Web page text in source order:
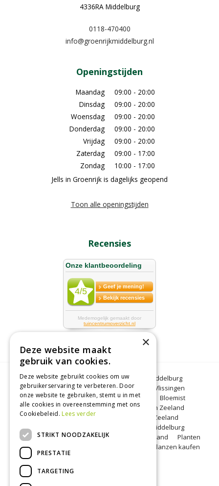
4336RA Middelburg
0118-470400
info@groenrijkmiddelburg.nl
Openingstijden
Maandag
09:00 - 20:00
Dinsdag
09:00 - 20:00
Woensdag
09:00 - 20:00
Donderdag
09:00 - 20:00
Vrijdag
09:00 - 20:00
Zaterdag
09:00 - 17:00
Zondag
10:00 - 17:00
Jells in Groenrijk is dagelijks geopend
Toon alle openingstijden
Recensies
Bloemen Middelburg
Dierenwinkel Middelburg
Kerstbomen Middelburg
Tuincentrum Vlissingen
Tuincentrum Zeeland
Gartencenter
Bloemist
Middelburg
BBQ Zeeland
Tuinplanten Zeeland
Koopzondag Middelburg
Barbecue Zeeland
Woonwinkel Middelburg
Tuincentrum Middelburg
Koopzondag Zeeland
Planten
kopen Middelburg
Pflanzen kaufen
×
Deze website maakt
gebruik van cookies.
Deze website gebruikt cookies om uw
gebruikerservaring te verbeteren. Door
onze website te gebruiken, stemt u in met
alle cookies in overeenstemming met ons
Cookiebeleid.Lees verder
STRIKT NOODZAKELIJK
PRESTATIE
TARGETING